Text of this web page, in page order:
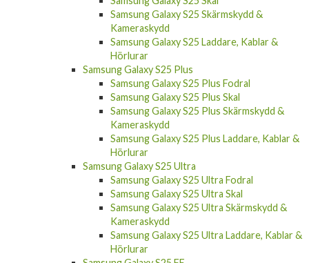
Samsung Galaxy S25 Skärmskydd &
Kameraskydd
Samsung Galaxy S25 Laddare, Kablar &
Hörlurar
Samsung Galaxy S25 Plus
Samsung Galaxy S25 Plus Fodral
Samsung Galaxy S25 Plus Skal
Samsung Galaxy S25 Plus Skärmskydd &
Kameraskydd
Samsung Galaxy S25 Plus Laddare, Kablar &
Hörlurar
Samsung Galaxy S25 Ultra
Samsung Galaxy S25 Ultra Fodral
Samsung Galaxy S25 Ultra Skal
Samsung Galaxy S25 Ultra Skärmskydd &
Kameraskydd
Samsung Galaxy S25 Ultra Laddare, Kablar &
Hörlurar